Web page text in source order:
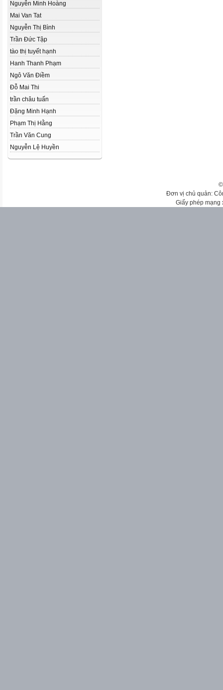
Nguyễn Minh Hoàng
Mai Van Tat
Nguyễn Thị Bình
Trần Đức Tập
tào thị tuyết hạnh
Hanh Thanh Phạm
Ngô Văn Điềm
Đỗ Mai Thi
trần châu tuấn
Đặng Minh Hạnh
Phạm Thị Hằng
Trần Văn Cung
Nguyễn Lệ Huyền
Đơn vị chủ quản:
Giấy phép mạng